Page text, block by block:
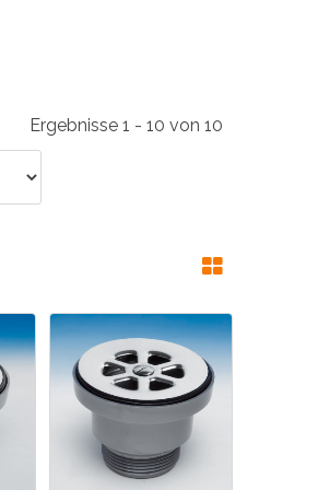
Ergebnisse 1 - 10 von 10